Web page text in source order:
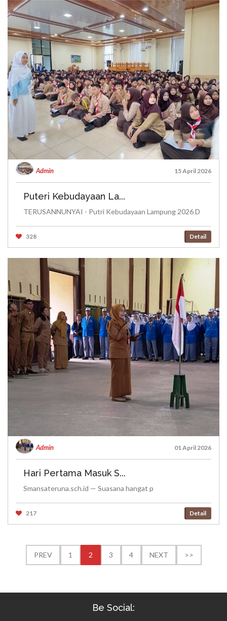
Admin 15 April 2026
Puteri Kebudayaan La...
TERUSANNUNYAI - Putri Kebudayaan Lampung 2026 D
328 Detail
Admin 01 April 2026
Hari Pertama Masuk S...
Smansateruna.sch.id — Suasana hangat p
217 Detail
PREV 1 2 3 4 NEXT >>
Be Social: